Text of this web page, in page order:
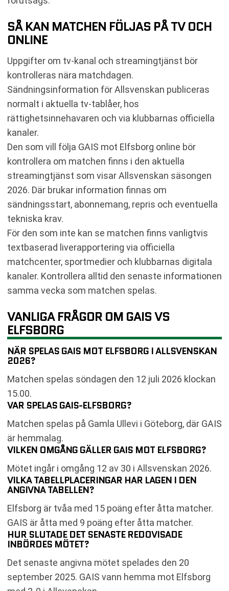
SÅ KAN MATCHEN FÖLJAS PÅ TV OCH
ONLINE
Uppgifter om tv-kanal och streamingtjänst bör
kontrolleras nära matchdagen.
Sändningsinformation för Allsvenskan publiceras
normalt i aktuella tv-tablåer, hos
rättighetsinnehavaren och via klubbarnas officiella
kanaler.
Den som vill följa GAIS mot Elfsborg online bör
kontrollera om matchen finns i den aktuella
streamingtjänst som visar Allsvenskan säsongen
2026. Där brukar information finnas om
sändningsstart, abonnemang, repris och eventuella
tekniska krav.
För den som inte kan se matchen finns vanligtvis
textbaserad liverapportering via officiella
matchcenter, sportmedier och klubbarnas digitala
kanaler. Kontrollera alltid den senaste informationen
samma vecka som matchen spelas.
VANLIGA FRÅGOR OM GAIS VS
ELFSBORG
NÄR SPELAS GAIS MOT ELFSBORG I ALLSVENSKAN
2026?
Matchen spelas söndagen den 12 juli 2026 klockan
15.00.
VAR SPELAS GAIS-ELFSBORG?
Matchen spelas på Gamla Ullevi i Göteborg, där GAIS
är hemmalag.
VILKEN OMGÅNG GÄLLER GAIS MOT ELFSBORG?
Mötet ingår i omgång 12 av 30 i Allsvenskan 2026.
VILKA TABELLPLACERINGAR HAR LAGEN I DEN
ANGIVNA TABELLEN?
Elfsborg är tvåa med 15 poäng efter åtta matcher.
GAIS är åtta med 9 poäng efter åtta matcher.
HUR SLUTADE DET SENASTE REDOVISADE
INBÖRDES MÖTET?
Det senaste angivna mötet spelades den 20
september 2025. GAIS vann hemma mot Elfsborg